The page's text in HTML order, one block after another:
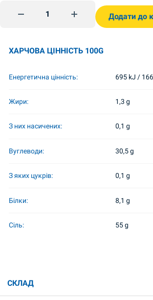
Mausteseos kalakeitolle 25 g
Додати до
ХАРЧОВА ЦІННІСТЬ 100G
Енергетична цінність: 695 kJ /
Жири: 1,3 g
З них насичених: 0,1 g
Вуглеводи: 30,5 g
З яких цукрів: 0,1 g
Білки: 8,1 g
Сіль: 55 g
СКЛАД